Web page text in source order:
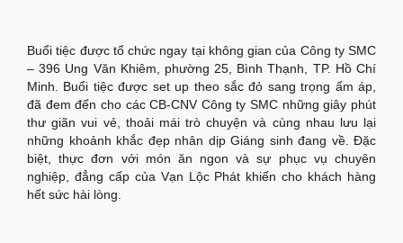
Buổi tiệc được tổ chức ngay tại không gian của Công ty SMC
– 396 Ung Văn Khiêm, phường 25, Bình Thạnh, TP. Hồ Chí
Minh. Buổi tiệc được set up theo sắc đỏ sang trọng ấm áp,
đã đem đến cho các CB-CNV Công ty SMC những giây phút
thư giãn vui vẻ, thoải mái trò chuyện và cùng nhau lưu lại
những khoảnh khắc đẹp nhân dịp Giáng sinh đang về. Đặc
biệt, thực đơn với món ăn ngon và sự phục vụ chuyên
nghiệp, đẳng cấp của Vạn Lộc Phát khiến cho khách hàng
hết sức hài lòng.